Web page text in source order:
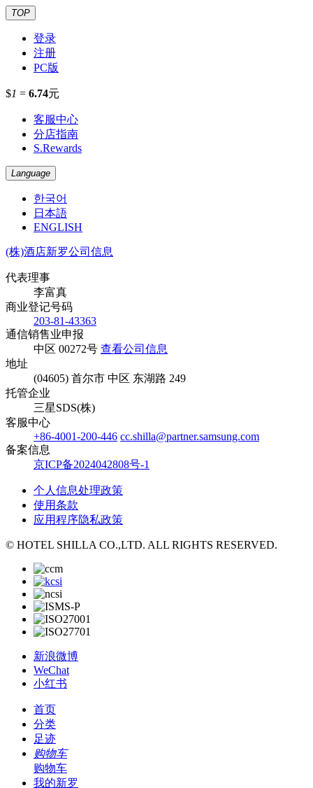
TOP
登录
注册
PC版
$1 = 6.74元
客服中心
分店指南
S.Rewards
Language
한국어
日本語
ENGLISH
(株)酒店新罗公司信息
代表理事
李富真
商业登记号码
203-81-43363
通信销售业申报
中区 00272号 查看公司信息
地址
(04605) 首尔市 中区 东湖路 249
托管企业
三星SDS(株)
客服中心
+86-4001-200-446 cc.shilla@partner.samsung.com
备案信息
京ICP备2024042808号-1
个人信息处理政策
使用条款
应用程序隐私政策
© HOTEL SHILLA CO.,LTD. ALL RIGHTS RESERVED.
新浪微博
WeChat
小红书
首页
分类
足迹
购物车
购物车
我的新罗